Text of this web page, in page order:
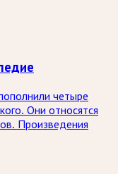
четыре
Они относятся
Произведения